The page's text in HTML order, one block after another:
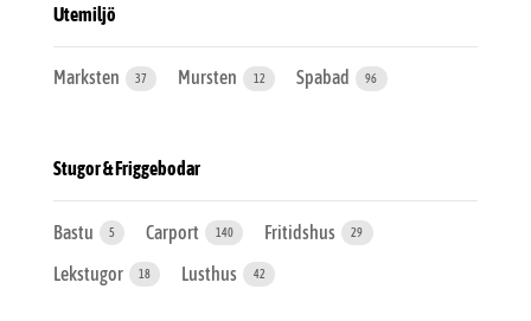
Utemiljö
Marksten 37 Mursten 12 Spabad 96
Stugor & Friggebodar
Bastu 5 Carport 140 Fritidshus 29
Lekstugor 18 Lusthus 42